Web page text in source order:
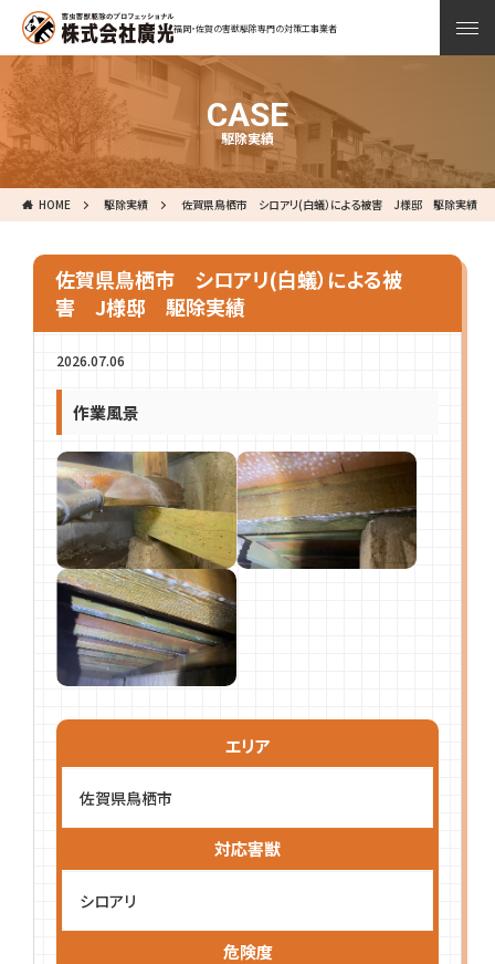
福岡・佐賀の害獣駆除専門の対策工事業者
CASE
駆除実績
HOME 駆除実績 佐賀県鳥栖市 シロアリ(白蟻）による被害 J様邸 駆除実績
佐賀県鳥栖市 シロアリ(白蟻）による被
害 J様邸 駆除実績
2026.07.06
作業風景
エリア
佐賀県鳥栖市
対応害獣
シロアリ
危険度